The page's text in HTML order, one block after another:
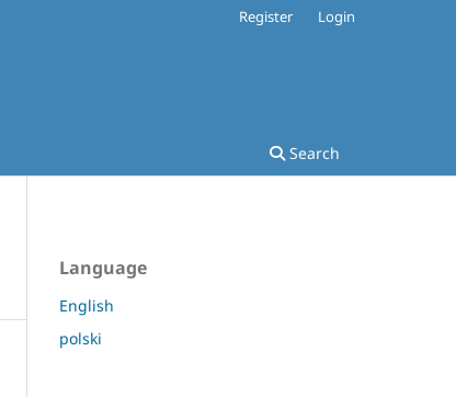
Search
Register Login
Language
English
polski